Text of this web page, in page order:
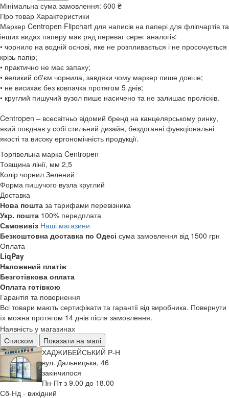
Мінімальна сума замовлення: 600 ₴
Про товар Характеристики
Маркер Centropen Flipchart для написів на папері для фліпчартів та
інших видах паперу має ряд переваг серег аналогів:
• чорнило на водній основі, яке не розпливається і не просочується
крізь папір;
• практично не має запаху;
• великий об'єм чорнила, завдяки чому маркер пише довше;
• не висихає без ковпачка протягом 5 днів;
• круглий пишучий вузол пише насичено та не залишає пролісків.
Centropen – всесвітньо відомий бренд на канцелярському ринку,
який поєднав у собі стильний дизайн, бездоганні функціональні
якості та високу ергономічність продукції.
Торгівельна марка Centropen
Товщина лінії, мм 2,5
Колір чорнил Зелений
Форма пишучого вузла круглий
Доставка
Нова пошта за тарифами перевізника
Укр. пошта 100% передплата
Самовивіз Наші магазини
Безкоштовна доставка по Одесі сума замовлення від 1500 грн
Оплата
LiqPay
Наложений платіж
Безготівкова оплата
Оплата готівкою
Гарантія та повернення
Всі товари мають сертифікати та гарантії від виробника. Повернути
їх можна протягом 14 днів після замовлення.
Наявність у магазинах
Списком
Показати на мапі
ХАДЖИБЕЙСЬКИЙ Р-Н
вул. Дальницька, 46
закінчилося
Пн-Пт з 9.00 до 18.00
Сб-Нд - вихідний